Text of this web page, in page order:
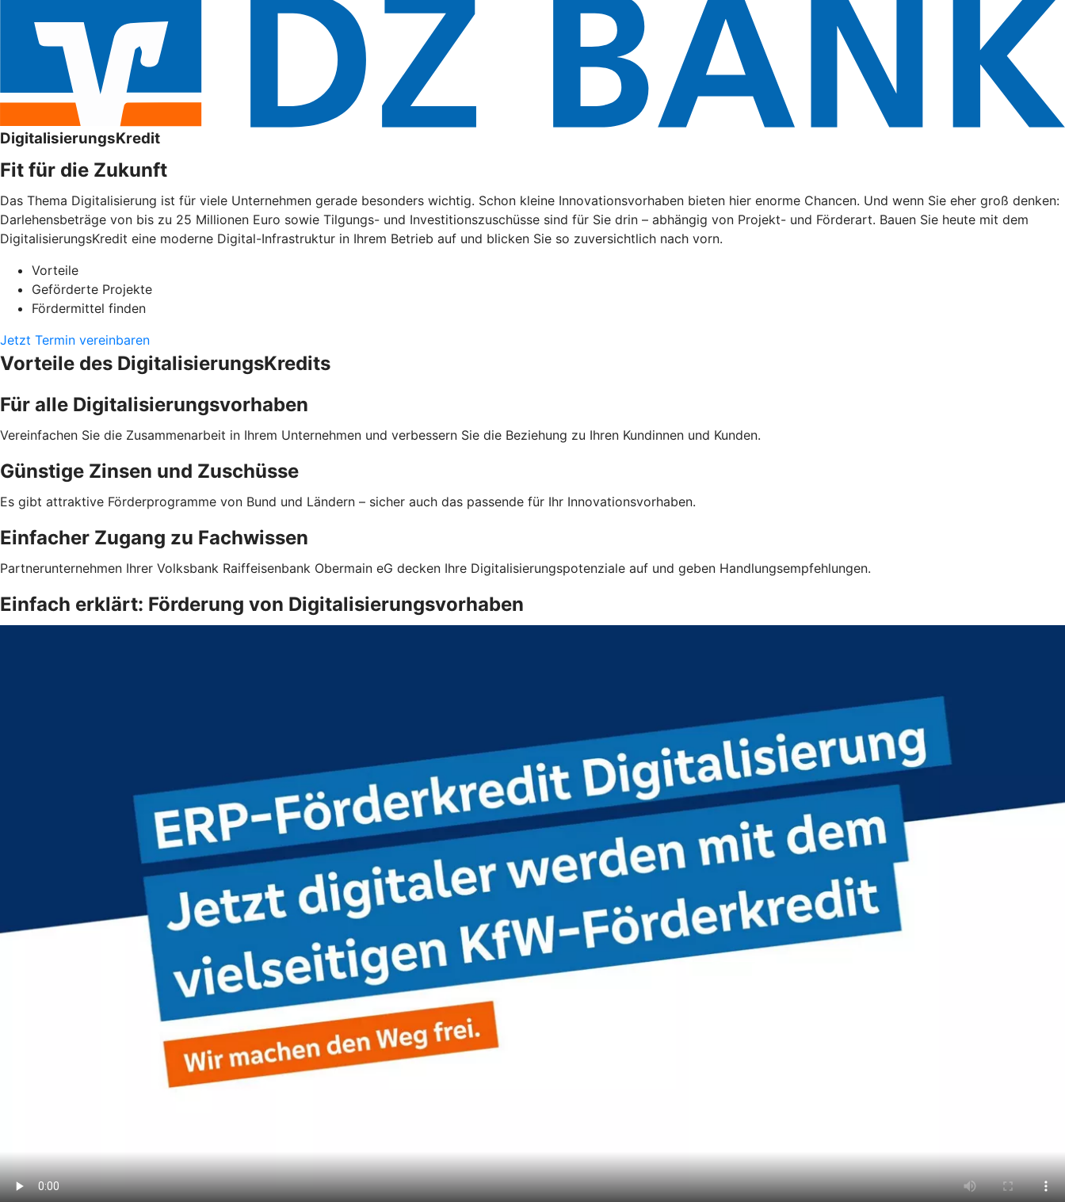
DigitalisierungsKredit
Fit für die Zukunft
Das Thema Digitalisierung ist für viele Unternehmen gerade besonders wichtig. Schon kleine Innovationsvorhaben bieten hier enorme Chancen. Und wenn Sie eher groß denken:
Darlehensbeträge von bis zu 25 Millionen Euro sowie Tilgungs- und Investitionszuschüsse sind für Sie drin – abhängig von Projekt- und Förderart. Bauen Sie heute mit dem
DigitalisierungsKredit eine moderne Digital-Infrastruktur in Ihrem Betrieb auf und blicken Sie so zuversichtlich nach vorn.
Vorteile
Geförderte Projekte
Fördermittel finden
Jetzt Termin vereinbaren
Vorteile des DigitalisierungsKredits
Für alle Digitalisierungsvorhaben
Vereinfachen Sie die Zusammenarbeit in Ihrem Unternehmen und verbessern Sie die Beziehung zu Ihren Kundinnen und Kunden.
Günstige Zinsen und Zuschüsse
Es gibt attraktive Förderprogramme von Bund und Ländern – sicher auch das passende für Ihr Innovationsvorhaben.
Einfacher Zugang zu Fachwissen
Partnerunternehmen Ihrer Volksbank Raiffeisenbank Obermain eG decken Ihre Digitalisierungspotenziale auf und geben Handlungsempfehlungen.
Einfach erklärt: Förderung von Digitalisierungsvorhaben